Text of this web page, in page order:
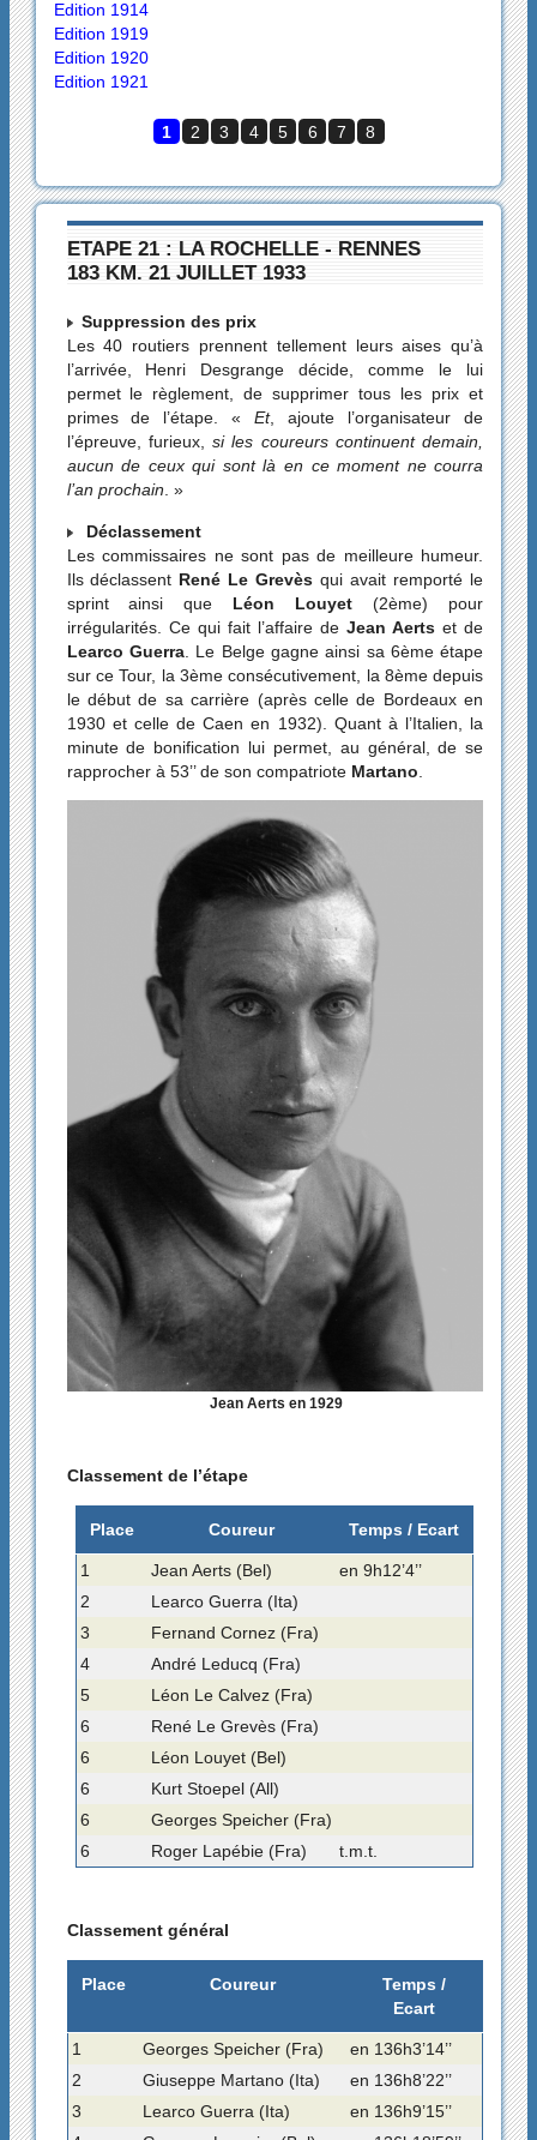
Edition 1914
Edition 1919
Edition 1920
Edition 1921
1 2 3 4 5 6 7 8
ETAPE 21 : LA ROCHELLE - RENNES
183 KM. 21 JUILLET 1933
Suppression des prix
Les 40 routiers prennent tellement leurs aises qu’à
l’arrivée, Henri Desgrange décide, comme le lui
permet le règlement, de supprimer tous les prix et
primes de l’étape. «Et, ajoute l’organisateur de
l’épreuve, furieux,si les coureurs continuent demain,
aucun de ceux qui sont là en ce moment ne courra
l’an prochain. »
Déclassement
Les commissaires ne sont pas de meilleure humeur.
Ils déclassent René Le Grevès qui avait remporté le
sprint ainsi que Léon Louyet (2ème) pour
irrégularités. Ce qui fait l’affaire de Jean Aerts et de
Learco Guerra. Le Belge gagne ainsi sa 6ème étape
sur ce Tour, la 3ème consécutivement, la 8ème depuis
le début de sa carrière (après celle de Bordeaux en
1930 et celle de Caen en 1932). Quant à l’Italien, la
minute de bonification lui permet, au général, de se
rapprocher à 53’’ de son compatriote Martano
Jean Aerts en 1929
Classement de l’étape
Place Coureur Temps / Ecart
1 Jean Aerts (Bel)
en 9h12’4’’
2
Learco Guerra (Ita)
3
Fernand Cornez (Fra)
4
André Leducq (Fra)
5
Léon Le Calvez (Fra)
6
René Le Grevès (Fra)
6
Léon Louyet (Bel)
6
Kurt Stoepel (All)
6
Georges Speicher (Fra)
6
Roger Lapébie (Fra) t.m.t.
Classement général
Place Coureur
Temps /
Ecart
1 Georges Speicher (Fra)
en 136h3’14’’
2
Giuseppe Martano (Ita)
en 136h8’22’’
3
Learco Guerra (Ita)
en 136h9’15’’